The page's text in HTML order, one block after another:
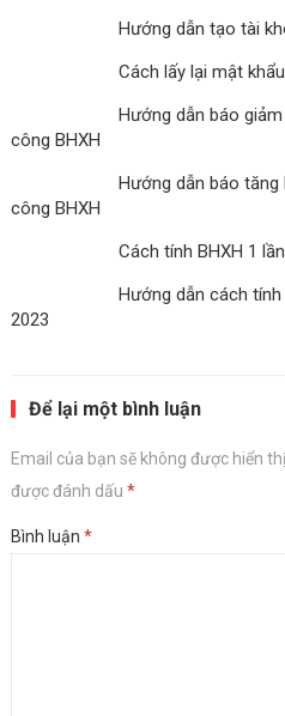
Hướng dẫn tạo tài
Cách lấy lại mật
Hướng dẫn báo
công BHXH
Hướng dẫn báo
công BHXH
Cách tính BHXH 1 lần
Hướng dẫn cách
2023
Để lại một bình luận
Email của bạn sẽ không được hiển
được đánh dấu *
Bình luận *